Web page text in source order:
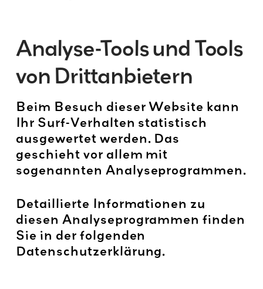
Analyse-Tools und Tools
von Dritt­anbietern
Beim Besuch dieser Website kann
Ihr Surf-Verhalten statistisch
ausgewertet werden. Das
geschieht vor allem mit
sogenannten Analyseprogrammen.
Detaillierte Informationen zu
diesen Analyseprogrammen finden
Sie in der folgenden
Datenschutzerklärung.